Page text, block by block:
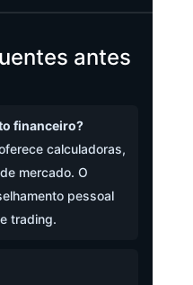
antes
financeiro?
calculadoras,
mercado. O
pessoal
trading.